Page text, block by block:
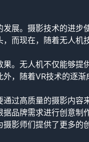
展。摄影技术的进步
而现在，随着无人机
。无人机不仅能够提
，随着VR技术的逐
过高质量的摄影内容
品牌需求进行创意制
影师们提供了更多的